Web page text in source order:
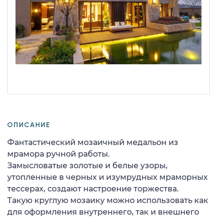
ОПИСАНИЕ
Фантастический мозаичный медальон из
мрамора ручной работы.
Замысловатые золотые и белые узоры,
утопленные в черных и изумрудных мраморных
тессерах, создают настроение торжества.
Такую круглую мозаику можно использовать как
для оформления внутреннего, так и внешнего